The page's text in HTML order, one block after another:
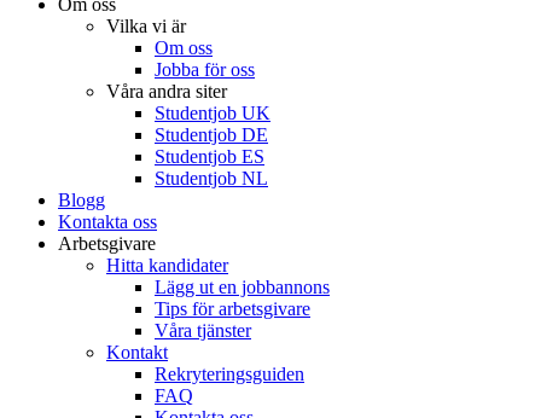
Om oss
Vilka vi är
Om oss
Jobba för oss
Våra andra siter
Studentjob UK
Studentjob DE
Studentjob ES
Studentjob NL
Blogg
Kontakta oss
Arbetsgivare
Hitta kandidater
Lägg ut en jobbannons
Tips för arbetsgivare
Våra tjänster
Kontakt
Rekryteringsguiden
FAQ